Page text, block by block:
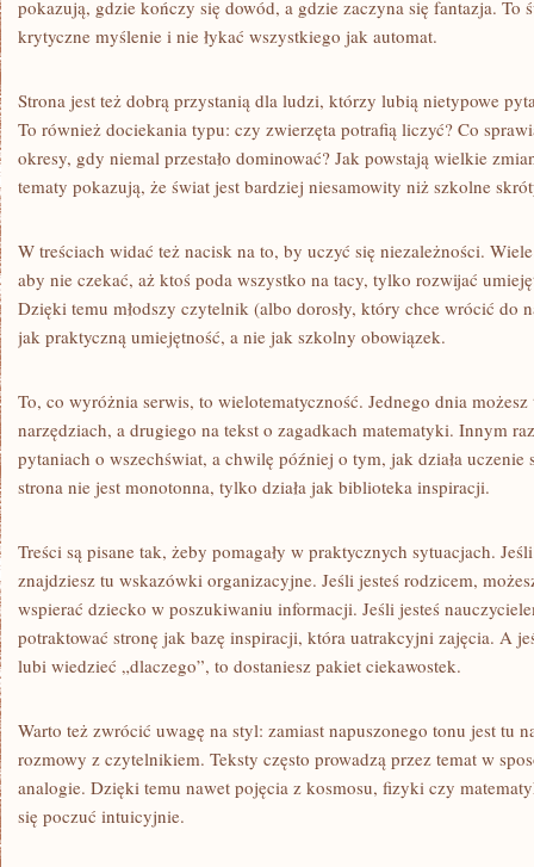
pokazują, gdzie kończy się dowód, a gdzie zaczyna się fantazja. To
krytyczne myślenie i nie łykać wszystkiego jak automat.
Strona jest też dobrą przystanią dla ludzi, którzy lubią nietypowe
To również dociekania typu: czy zwierzęta potrafią liczyć? Co
okresy, gdy niemal przestało dominować? Jak powstają wielkie
tematy pokazują, że świat jest bardziej niesamowity niż szkolne
W treściach widać też nacisk na to, by uczyć się niezależności.
aby nie czekać, aż ktoś poda wszystko na tacy, tylko rozwijać
Dzięki temu młodszy czytelnik (albo dorosły, który chce wrócić do
jak praktyczną umiejętność, a nie jak szkolny obowiązek.
To, co wyróżnia serwis, to wielotematyczność. Jednego dnia
narzędziach, a drugiego na tekst o zagadkach matematyki. Innym
pytaniach o wszechświat, a chwilę później o tym, jak działa uczenie
strona nie jest monotonna, tylko działa jak biblioteka inspiracji.
Treści są pisane tak, żeby pomagały w praktycznych sytuacjach.
znajdziesz tu wskazówki organizacyjne. Jeśli jesteś rodzicem,
wspierać dziecko w poszukiwaniu informacji. Jeśli jesteś
potraktować stronę jak bazę inspiracji, która uatrakcyjni zajęcia. A
lubi wiedzieć „dlaczego”, to dostaniesz pakiet ciekawostek.
Warto też zwrócić uwagę na styl: zamiast napuszonego tonu jest tu
rozmowy z czytelnikiem. Teksty często prowadzą przez temat w
analogie. Dzięki temu nawet pojęcia z kosmosu, fizyki czy
się poczuć intuicyjnie.